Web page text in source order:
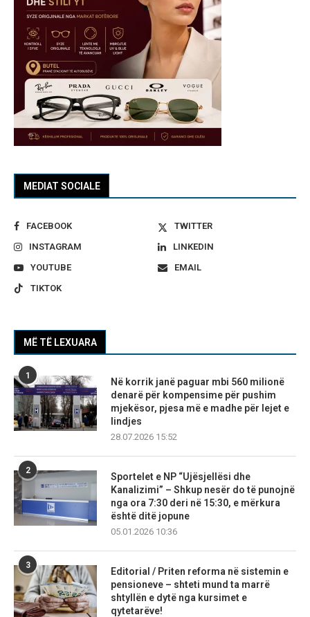
MEDIAT SOCIALE
FACEBOOK
TWITTER
INSTAGRAM
LINKEDIN
YOUTUBE
EMAIL
TIKTOK
MË TË LEXUARA
1
Në korrik janë paguar mbi 560 milionë
denarë për kompensime për pushim
mjekësor, pjesa më e madhe për lejet e
lindjes
28.07.2026 15:52
2
Sportelet e NP “Ujësjellësi dhe
Kanalizimi” – Shkup nesër do të punojnë
nga ora 7:30 deri në 15:30, e mërkura
është ditë jopune
05.01.2026 10:36
3
Editorial / Priten reforma në sistemin e
pensioneve – shteti mund ta marrë
shtyllën e dytë nga kursimet e
qytetarëve!